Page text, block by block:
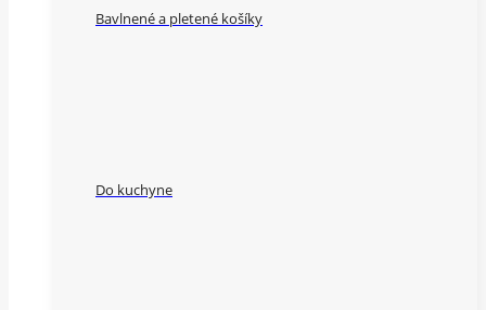
Bavlnené a pletené košíky
Do kuchyne